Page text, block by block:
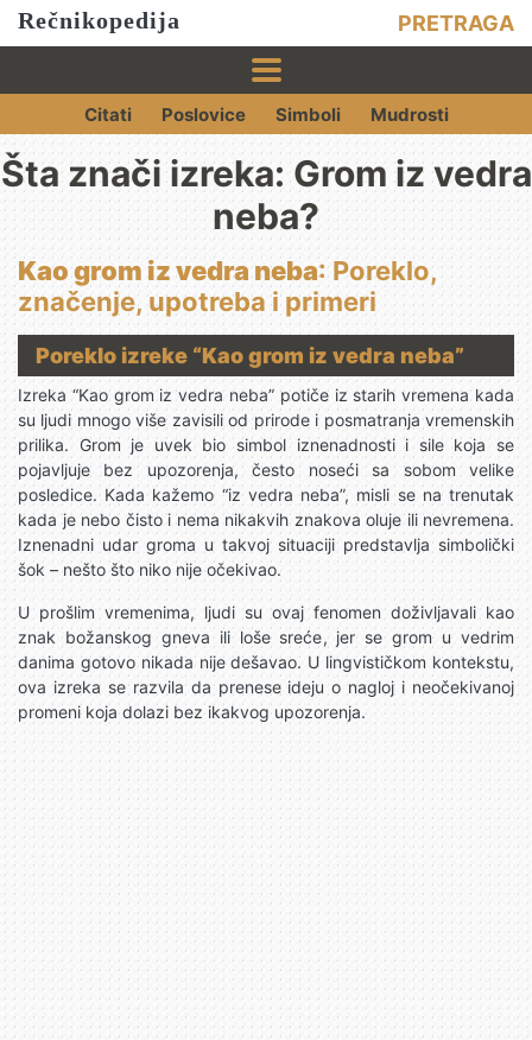
Rečnikopedija PRETRAGA
Citati Poslovice Simboli Mudrosti
Šta znači izreka: Grom iz vedra
neba?
Kao grom iz vedra neba: Poreklo,
značenje, upotreba i primeri
Poreklo izreke “Kao grom iz vedra neba”
Izreka “Kao grom iz vedra neba” potiče iz starih vremena kada
su ljudi mnogo više zavisili od prirode i posmatranja vremenskih
prilika. Grom je uvek bio simbol iznenadnosti i sile koja se
pojavljuje bez upozorenja, često noseći sa sobom velike
posledice. Kada kažemo “iz vedra neba”, misli se na trenutak
kada je nebo čisto i nema nikakvih znakova oluje ili nevremena.
Iznenadni udar groma u takvoj situaciji predstavlja simbolički
šok – nešto što niko nije očekivao.
U prošlim vremenima, ljudi su ovaj fenomen doživljavali kao
znak božanskog gneva ili loše sreće, jer se grom u vedrim
danima gotovo nikada nije dešavao. U lingvističkom kontekstu,
ova izreka se razvila da prenese ideju o nagloj i neočekivanoj
promeni koja dolazi bez ikakvog upozorenja.